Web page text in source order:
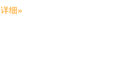
详细»